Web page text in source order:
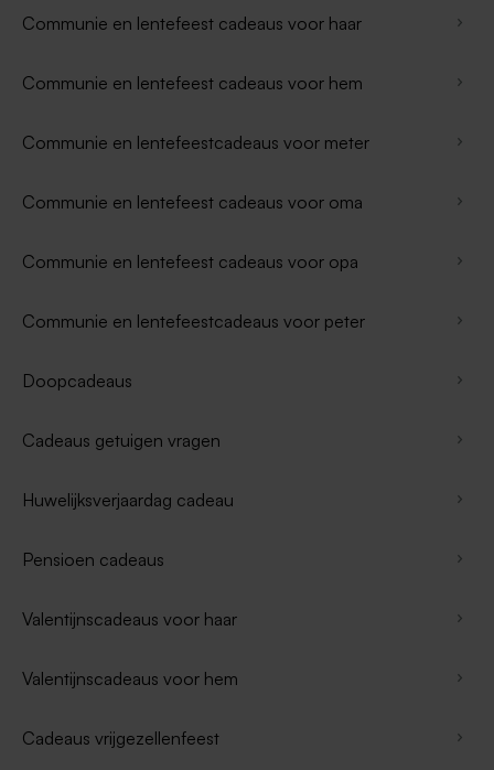
Communie en lentefeest cadeaus voor haar
Communie en lentefeest cadeaus voor hem
Communie en lentefeestcadeaus voor meter
Communie en lentefeest cadeaus voor oma
Communie en lentefeest cadeaus voor opa
Communie en lentefeestcadeaus voor peter
Doopcadeaus
Cadeaus getuigen vragen
Huwelijksverjaardag cadeau
Pensioen cadeaus
Valentijnscadeaus voor haar
Valentijnscadeaus voor hem
Cadeaus vrijgezellenfeest